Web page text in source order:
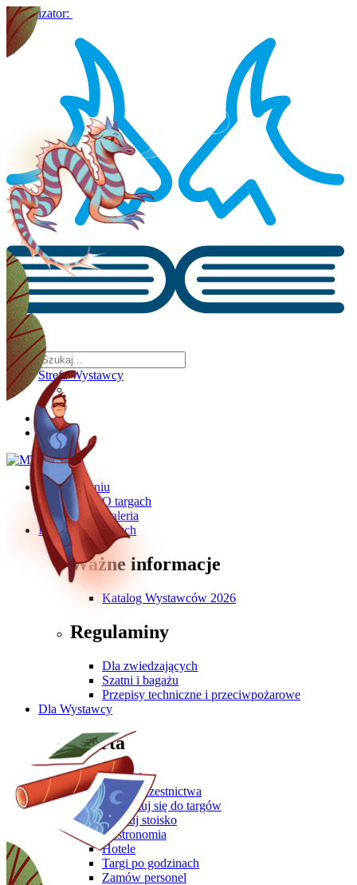
Organizator:
Strefa Wystawcy
O wydarzeniu
O targach
Galeria
Dla Zwiedzających
Ważne informacje
Katalog Wystawców 2026
Regulaminy
Dla zwiedzających
Szatni i bagażu
Przepisy techniczne i przeciwpożarowe
Dla Wystawcy
Oferta
Zgłoś się
Oferta uczestnictwa
Przygotuj się do targów
Zbuduj stoisko
Gastronomia
Hotele
Targi po godzinach
Zamów personel